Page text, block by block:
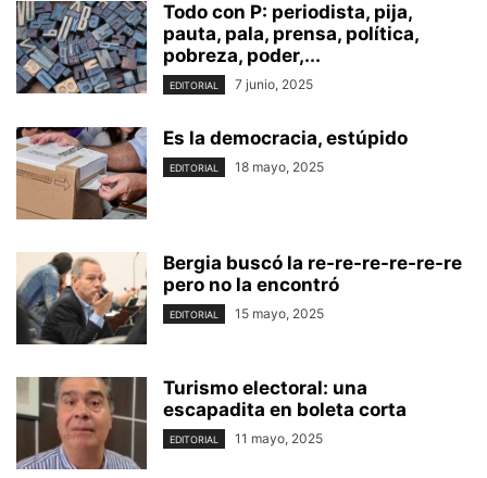
Todo con P: periodista, pija,
pauta, pala, prensa, política,
pobreza, poder,...
EDITORIAL 7 junio, 2025
Es la democracia, estúpido
EDITORIAL 18 mayo, 2025
Bergia buscó la re-re-re-re-re-re
pero no la encontró
EDITORIAL 15 mayo, 2025
Turismo electoral: una
escapadita en boleta corta
EDITORIAL 11 mayo, 2025